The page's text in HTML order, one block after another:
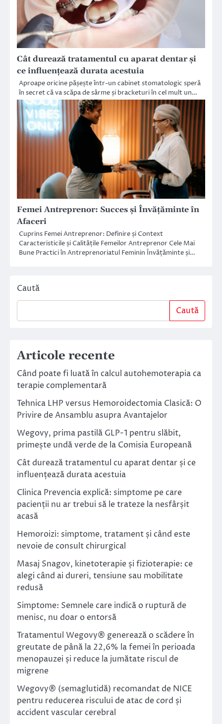
Cât durează tratamentul cu aparat dentar și
ce influențează durata acestuia
Aproape oricine pășește într-un cabinet stomatologic speră
în secret că va scăpa de sârme și bracketuri în cel mult un…
Femei Antreprenor: Succes și Învățăminte în
Afaceri
Cuprins Femei Antreprenor: Definire și Context
Caracteristicile și Calitățile Femeilor Antreprenor Cele Mai
Bune Practici în Antreprenoriatul Feminin Învățăminte și…
Caută
Caută
Articole recente
Când poate fi luată în calcul autohemoterapia ca
terapie complementară
Tehnica LHP versus Hemoroidectomia Clasică: O
Privire de Ansamblu asupra Avantajelor
Wegovy, prima pastilă GLP-1 pentru slăbit,
primește undă verde de la Comisia Europeană
Cât durează tratamentul cu aparat dentar și ce
influențează durata acestuia
Clinica Prevencia explică: simptome pe care
pacienții nu ar trebui să le trateze la nesfârșit
acasă
Hemoroizi: simptome, tratament și când este
nevoie de consult chirurgical
Masaj Snagov, kinetoterapie și fizioterapie: ce
alegi când ai dureri, tensiune sau mobilitate
redusă
Simptome: Semnele care indică o ruptură de
menisc, nu doar o entorsă
Tratamentul Wegovy® generează o scădere în
greutate de până la 22,6% la femei în perioada
menopauzei și reduce la jumătate riscul de
migrene
Wegovy® (semaglutidă) recomandat de NICE
pentru reducerea riscului de atac de cord și
accident vascular cerebral